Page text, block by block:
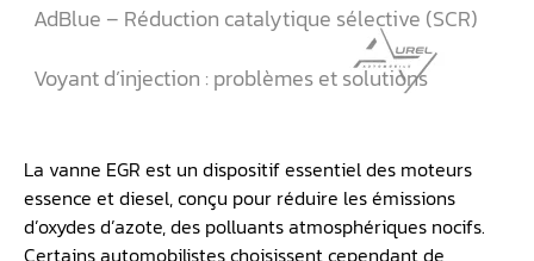
AdBlue – Réduction catalytique sélective (SCR)
Voyant d’injection : problèmes et solutions
La vanne EGR est un dispositif essentiel des moteurs
essence et diesel, conçu pour réduire les émissions
d’oxydes d’azote, des polluants atmosphériques nocifs.
Certains automobilistes choisissent cependant de